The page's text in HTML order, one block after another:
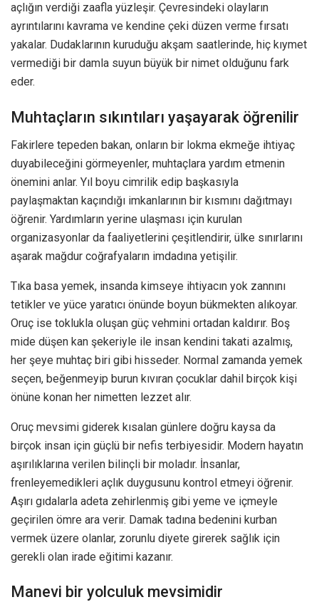
açlığın verdiği zaafla yüzleşir. Çevresindeki olayların
ayrıntılarını kavrama ve kendine çeki düzen verme fırsatı
yakalar. Dudaklarının kuruduğu akşam saatlerinde, hiç kıymet
vermediği bir damla suyun büyük bir nimet olduğunu fark
eder.
Muhtaçların sıkıntıları yaşayarak öğrenilir
Fakirlere tepeden bakan, onların bir lokma ekmeğe ihtiyaç
duyabileceğini görmeyenler, muhtaçlara yardım etmenin
önemini anlar. Yıl boyu cimrilik edip başkasıyla
paylaşmaktan kaçındığı imkanlarının bir kısmını dağıtmayı
öğrenir. Yardımların yerine ulaşması için kurulan
organizasyonlar da faaliyetlerini çeşitlendirir, ülke sınırlarını
aşarak mağdur coğrafyaların imdadına yetişilir.
Tıka basa yemek, insanda kimseye ihtiyacın yok zannını
tetikler ve yüce yaratıcı önünde boyun bükmekten alıkoyar.
Oruç ise toklukla oluşan güç vehmini ortadan kaldırır. Boş
mide düşen kan şekeriyle ile insan kendini takati azalmış,
her şeye muhtaç biri gibi hisseder. Normal zamanda yemek
seçen, beğenmeyip burun kıvıran çocuklar dahil birçok kişi
önüne konan her nimetten lezzet alır.
Oruç mevsimi giderek kısalan günlere doğru kaysa da
birçok insan için güçlü bir nefis terbiyesidir. Modern hayatın
aşırılıklarına verilen bilinçli bir moladır. İnsanlar,
frenleyemedikleri açlık duygusunu kontrol etmeyi öğrenir.
Aşırı gıdalarla adeta zehirlenmiş gibi yeme ve içmeyle
geçirilen ömre ara verir. Damak tadına bedenini kurban
vermek üzere olanlar, zorunlu diyete girerek sağlık için
gerekli olan irade eğitimi kazanır.
Manevi bir yolculuk mevsimidir